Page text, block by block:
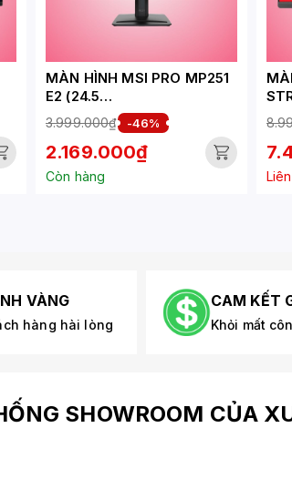
MÀN HÌNH MSI PRO MP251
E2 (24.5
INCH/FHD/IPS/120HZ/1MS/L
OA)
3.999.000₫ -46%
2.169.000₫
Còn hàng
VÀNG
hàng hài lòng
CAM KẾT
Khỏi mất
SHOWROOM CỦA